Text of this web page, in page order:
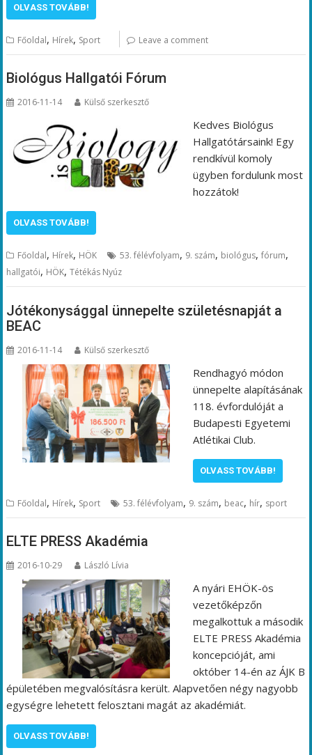
OLVASS TOVÁBB!
Főoldal, Hírek, Sport Leave a comment
Biológus Hallgatói Fórum
2016-11-14 Külső szerkesztő
Kedves Biológus
Hallgatótársaink! Egy
rendkívül komoly
ügyben fordulunk most
hozzátok!
OLVASS TOVÁBB!
Főoldal, Hírek, HÖK 53. félévfolyam, 9. szám, biológus,fórum,
hallgatói, HÖK,Tétékás Nyúz
Jótékonysággal ünnepelte születésnapját a
BEAC
2016-11-14 Külső szerkesztő
Rendhagyó módon
ünnepelte alapításának
118. évfordulóját a
Budapesti Egyetemi
Atlétikai Club.
OLVASS TOVÁBB!
Főoldal, Hírek, Sport 53. félévfolyam, 9. szám, beac, hír, sport
ELTE PRESS Akadémia
2016-10-29 László Lívia
A nyári EHÖK-ös
vezetőképzőn
megalkottuk a második
ELTE PRESS Akadémia
koncepcióját, ami
október 14-én az ÁJK B
épületében megvalósításra került. Alapvetően négy nagyobb
egységre lehetett felosztani magát az akadémiát.
OLVASS TOVÁBB!